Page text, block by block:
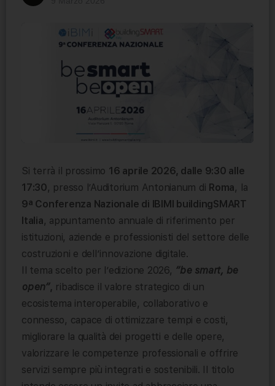
Si terrà il prossimo 16 aprile 2026, dalle 9:30 alle
17:30, presso l’Auditorium Antonianum di Roma, la
9ª Conferenza Nazionale di IBIMI buildingSMART
Italia, appuntamento annuale di riferimento per
istituzioni, aziende e professionisti del settore delle
costruzioni e dell’innovazione digitale.
Il tema scelto per l’edizione 2026, “be smart, be
open”, ribadisce il valore strategico di un
ecosistema interoperabile, collaborativo e
connesso, capace di ottimizzare tempi e costi,
migliorare la qualità dei progetti e delle opere,
valorizzare le competenze professionali e offrire
servizi sempre più integrati e sostenibili. Il titolo